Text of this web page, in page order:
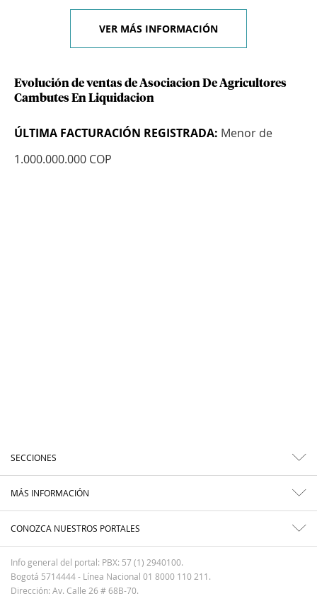
VER MÁS INFORMACIÓN
Evolución de ventas de Asociacion De Agricultores
Cambutes En Liquidacion
ÚLTIMA FACTURACIÓN REGISTRADA: Menor de
1.000.000.000 COP
SECCIONES
MÁS INFORMACIÓN
CONOZCA NUESTROS PORTALES
Info general del portal: PBX: 57 (1) 2940100.
Bogotá 5714444 - Línea Nacional 01 8000 110 211.
Dirección: Av. Calle 26 # 68B-70.